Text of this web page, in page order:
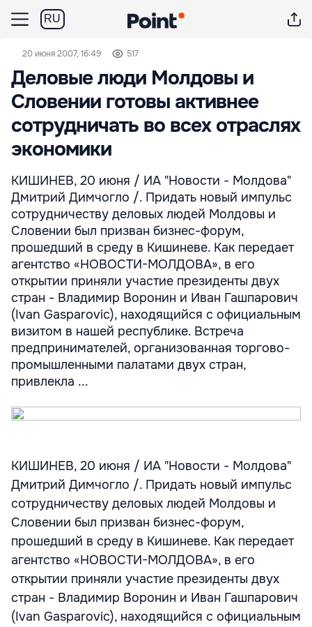
RU
20 июня 2007, 16:49 517
Деловые люди Молдовы и
Словении готовы активнее
сотрудничать во всех отраслях
экономики
КИШИНЕВ, 20 июня / ИА "Новости - Молдова"
Дмитрий Димчогло /. Придать новый импульс
сотрудничеству деловых людей Молдовы и
Словении был призван бизнес-форум,
прошедший в среду в Кишиневе. Как передает
агентство «НОВОСТИ-МОЛДОВА», в его
открытии приняли участие президенты двух
стран - Владимир Воронин и Иван Гашпарович
(Ivan Gasparovic), находящийся с официальным
визитом в нашей республике. Встреча
предпринимателей, организованная торгово-
промышленными палатами двух стран,
привлекла ...
КИШИНЕВ, 20 июня / ИА "Новости - Молдова"
Дмитрий Димчогло /. Придать новый импульс
сотрудничеству деловых людей Молдовы и
Словении был призван бизнес-форум,
прошедший в среду в Кишиневе. Как передает
агентство «НОВОСТИ-МОЛДОВА», в его
открытии приняли участие президенты двух
стран - Владимир Воронин и Иван Гашпарович
(Ivan Gasparovic), находящийся с официальным